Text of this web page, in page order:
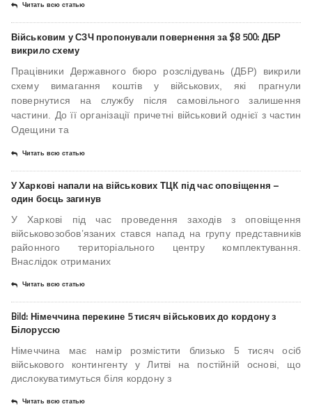
Читать всю статью
Військовим у СЗЧ пропонували повернення за $8 500: ДБР
викрило схему
Працівники Державного бюро розслідувань (ДБР) викрили
схему вимагання коштів у військових, які прагнули
повернутися на службу після самовільного залишення
частини. До її організації причетні військовий однієї з частин
Одещини та
Читать всю статью
У Харкові напали на військових ТЦК під час оповіщення –
один боєць загинув
У Харкові під час проведення заходів з оповіщення
військовозобов’язаних стався напад на групу представників
районного територіального центру комплектування.
Внаслідок отриманих
Читать всю статью
Bild: Німеччина перекине 5 тисяч військових до кордону з
Білоруссю
Німеччина має намір розмістити близько 5 тисяч осіб
військового контингенту у Литві на постійній основі, що
дислокуватимуться біля кордону з
Читать всю статью